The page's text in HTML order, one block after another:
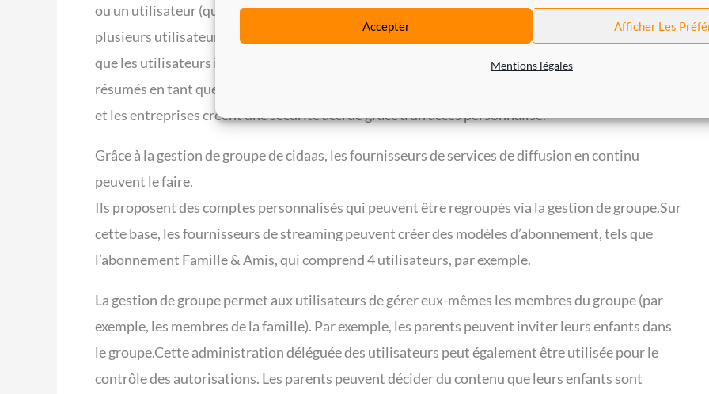
Accepter Afficher Les
Mentions légales
ou un utilisateur (qui pourrait se connecter sur différents appareils mais qui, en réalité, combine
plusieurs utilisateurs), mais ils doivent identifier les différents utilisateurs réels. Cela signifie
que les utilisateurs individuels disposent de leurs propres comptes d’utilisateur et qu’ils sont
résumés en tant que groupe. Il est ainsi possible de s’adresser personnellement aux utilisateurs
et les entreprises créent une sécurité accrue grâce à un accès personnalisé.
Grâce à la gestion de groupe de cidaas, les fournisseurs de services de diffusion en continu
peuvent le faire.
Ils proposent des comptes personnalisés qui peuvent être regroupés via la gestion de groupe.Sur
cette base, les fournisseurs de streaming peuvent créer des modèles d’abonnement, tels que
l’abonnement Famille & Amis, qui comprend 4 utilisateurs, par exemple.
La gestion de groupe permet aux utilisateurs de gérer eux-mêmes les membres du groupe (par
exemple, les membres de la famille). Par exemple, les parents peuvent inviter leurs enfants dans
le groupe.Cette administration déléguée des utilisateurs peut également être utilisée pour le
contrôle des autorisations. Les parents peuvent décider du contenu que leurs enfants sont